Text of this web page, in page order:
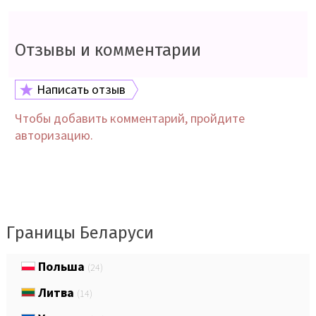
Отзывы и комментарии
Написать отзыв
Чтобы добавить комментарий, пройдите
авторизацию.
Границы Беларуси
Польша (24)
Литва (14)